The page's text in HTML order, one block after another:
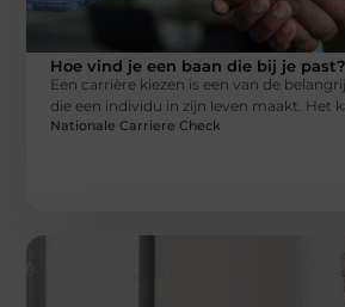
Hoe vind je een baan die bij je past?
Een carrière kiezen is een van de
die een individu in zijn leven maakt. Het
Nationale Carriere Check